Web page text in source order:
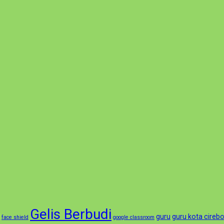
face shield Gelis Berbudi google classroom guru guru kota